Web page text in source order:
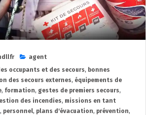
agent
occupants et des secours, bonnes
des secours externes, équipements de
, formation, gestes de premiers secours,
des incendies, missions en tant
, personnel, plans d'évacuation, prévention,